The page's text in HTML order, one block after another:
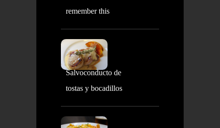
remember this
Salvoconducto de
tostas y bocadillos